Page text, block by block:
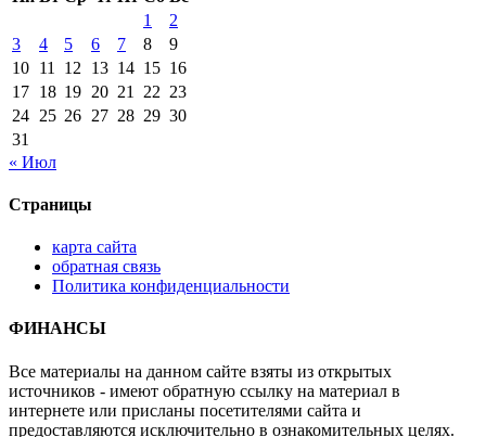
1
2
3
4 5 6 7 8
9
10 11 12 13 14 15 16
17 18 19 20 21 22 23
24 25 26 27 28 29 30
31
« Июл
Страницы
карта сайта
обратная связь
Политика конфиденциальности
ФИНАНСЫ
Все материалы на данном сайте взяты из открытых
источников - имеют обратную ссылку на материал в
интернете или присланы посетителями сайта и
предоставляются исключительно в ознакомительных целях.